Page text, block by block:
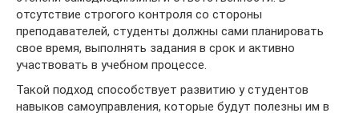
отсутствие строгого контроля со стороны
преподавателей, студенты должны сами планировать
свое время, выполнять задания в срок и активно
участвовать в учебном процессе.
Такой подход способствует развитию у студентов
навыков самоуправления, которые будут полезны им в